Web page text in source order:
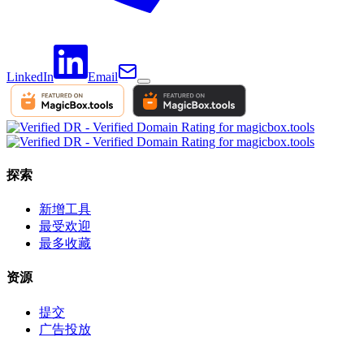
LinkedIn Email
探索
新增工具
最受欢迎
最多收藏
资源
提交
广告投放